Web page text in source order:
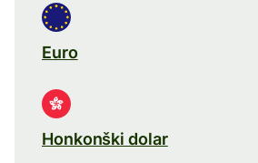
Euro
Honkonški dolar